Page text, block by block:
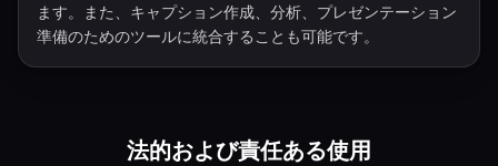
ます。また、キャプション作成、分析、プレゼンテーション
準備のためのツールに統合することも可能です。
法的および責任ある使用